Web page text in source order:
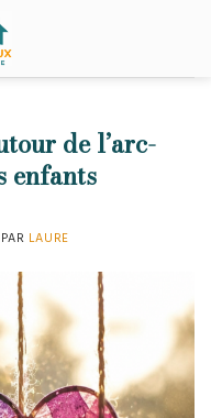
de l’arc-
enfants
PAR LAURE